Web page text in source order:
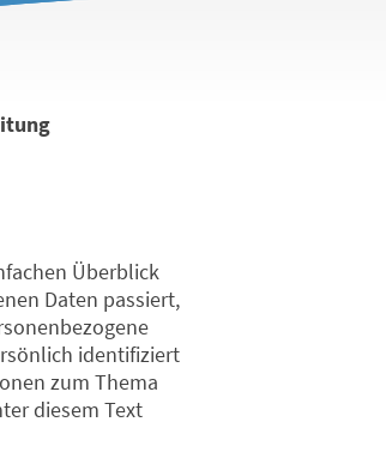
Überblick
Daten passiert,
identifiziert
zum Thema
diesem Text